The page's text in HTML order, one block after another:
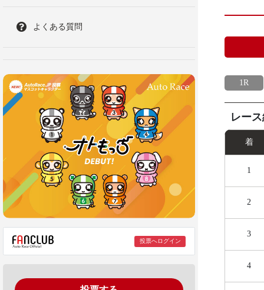
よくある質問
投票へログイン
1R
レー
着
1
2
3
4